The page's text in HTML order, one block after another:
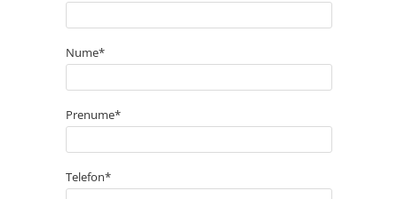
Nume*
Prenume*
Telefon*